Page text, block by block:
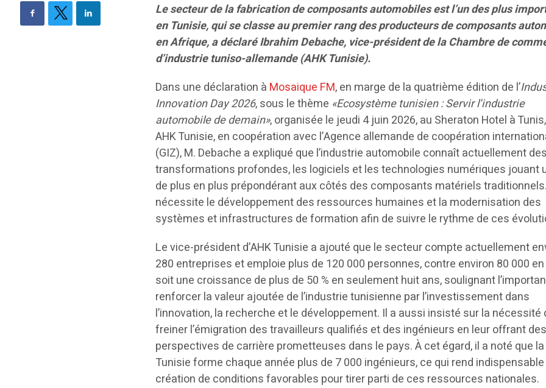
Le secteur de la fabrication de composants automobiles est l’un des plus
en Tunisie, qui se classe au premier rang des producteurs de composants
en Afrique, a déclaré Ibrahim Debache, vice-président de la Chambre de
d’industrie tuniso-allemande (AHK Tunisie).
Dans une déclaration à Mosaique FM, en marge de la quatrième édition de l’
Innovation Day 2026, sous le thème «Ecosystème tunisien : Servir l’industrie
automobile de demain», organisée le jeudi 4 juin 2026, au Sheraton Hotel à
AHK Tunisie, en coopération avec l’Agence allemande de coopération
(GIZ), M. Debache a expliqué que l’industrie automobile connaît actuellement des
transformations profondes, les logiciels et les technologies numériques jouant
de plus en plus prépondérant aux côtés des composants matériels
nécessite le développement des ressources humaines et la modernisation des
systèmes et infrastructures de formation afin de suivre le rythme de ces
Le vice-président d’AHK Tunisie a ajouté que le secteur compte actuellement
280 entreprises et emploie plus de 120 000 personnes, contre environ 80 000
soit une croissance de plus de 50 % en seulement huit ans, soulignant
renforcer la valeur ajoutée de l’industrie tunisienne par l’investissement dans
l’innovation, la recherche et le développement. Il a aussi insisté sur la nécessité
freiner l’émigration des travailleurs qualifiés et des ingénieurs en leur offrant des
perspectives de carrière prometteuses dans le pays. À cet égard, il a noté que la
Tunisie forme chaque année plus de 7 000 ingénieurs, ce qui rend
création de conditions favorables pour tirer parti de ces ressources nationales.